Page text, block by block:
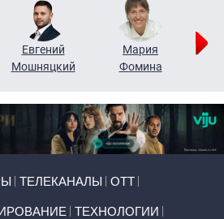
Евгений
Мошняцкий
Мария
Фомина
ТЕЛЕКАНАЛЫ ОТТ
ТЕХНОЛОГИИ